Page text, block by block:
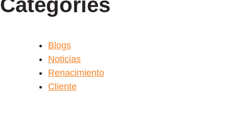
Blogs
Noticias
Renacimiento
Cliente